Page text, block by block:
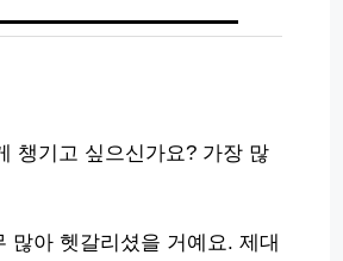
챙기고 싶으신가요? 가장 많
많아 헷갈리셨을 거예요. 제대